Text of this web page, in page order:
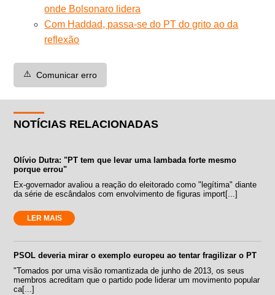
onde Bolsonaro lidera
Com Haddad, passa-se do PT do grito ao da
reflexão
⚠️ Comunicar erro
NOTÍCIAS RELACIONADAS
Olívio Dutra: "PT tem que levar uma lambada forte mesmo
porque errou"
Ex-governador avaliou a reação do eleitorado como "legítima" diante
da série de escândalos com envolvimento de figuras import[...]
LER MAIS
PSOL deveria mirar o exemplo europeu ao tentar fragilizar o PT
"Tomados por uma visão romantizada de junho de 2013, os seus
membros acreditam que o partido pode liderar um movimento popular
ca[...]